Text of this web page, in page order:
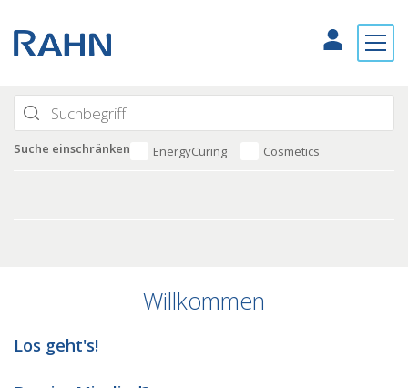
Suche einschränken EnergyCuring Cosmetics
Willkommen
Los geht's!